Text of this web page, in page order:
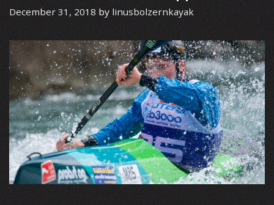
December 31, 2018 by linusbolzernkayak